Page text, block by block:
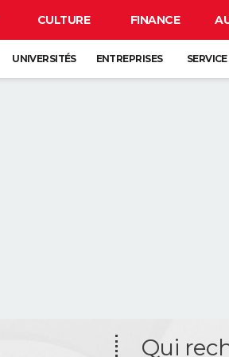
CULTURE FINANCE
UNIVERSITÉS ENTREPRISES
Qui